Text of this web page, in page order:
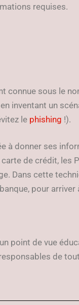
requises.
connue sous le
inventant un
le phishing !).
à donner ses
de crédit, les
Dans cette
pour arriver
point de vue
de